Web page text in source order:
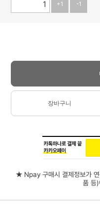
+1 -1
장바구니
★ Npay 구매시 결제정보가
품 등)